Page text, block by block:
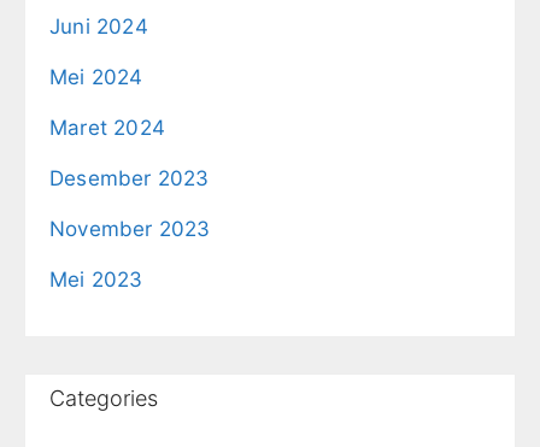
Juni 2024
Mei 2024
Maret 2024
Desember 2023
November 2023
Mei 2023
Categories